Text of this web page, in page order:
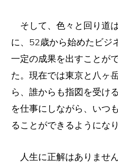
そして、色々と回り道
に、52歳から始めたビジ
一定の成果を出すことが
た。現在では東京と八ヶ
ら、誰からも指図を受け
を仕事にしながら、いつ
ることができるようにな
人生に正解はありません